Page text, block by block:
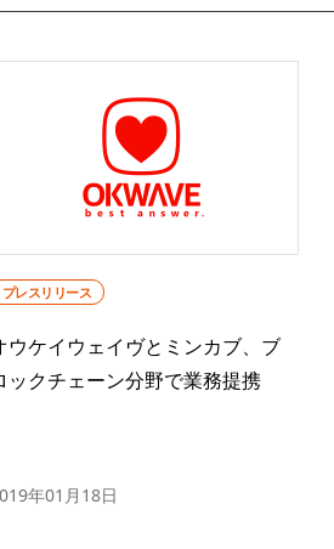
プレスリリース
ウケイウェイヴとミンカブ、ブ
ックチェーン分野で業務提携
年01月18日